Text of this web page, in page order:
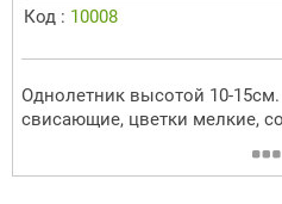
Код : 10008
Однолетник высотой 10-
свисающие, цветки мелкие,